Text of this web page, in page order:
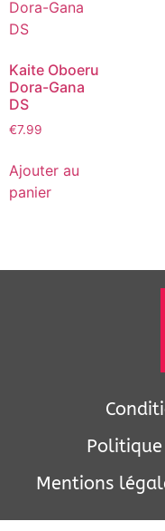
Kaite Oboeru
Dora-Gana
DS
€7.99
Ajouter au
panier
Mentions